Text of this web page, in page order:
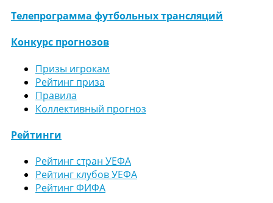
Телепрограмма футбольных трансляций
Конкурс прогнозов
Призы игрокам
Рейтинг приза
Правила
Коллективный прогноз
Рейтинги
Рейтинг стран УЕФА
Рейтинг клубов УЕФА
Рейтинг ФИФА